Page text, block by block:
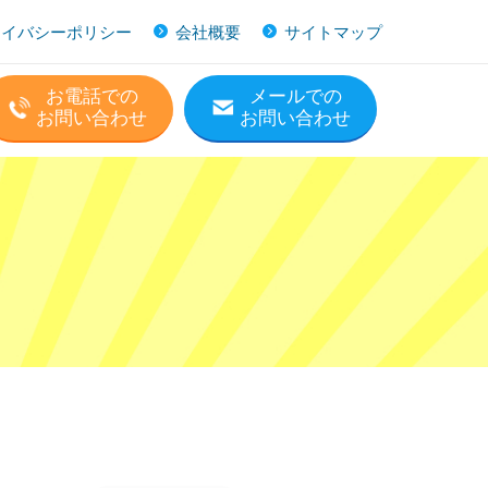
バシーポリシー 会社概要 サイトマップ
お電話での
お問い合わせ
メールでの
お問い合わせ